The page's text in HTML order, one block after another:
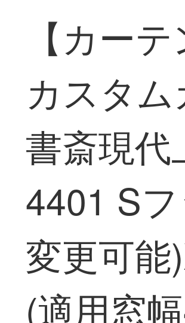
【カー
カスタ
書斎現
4401 S
変更可
(適用窓